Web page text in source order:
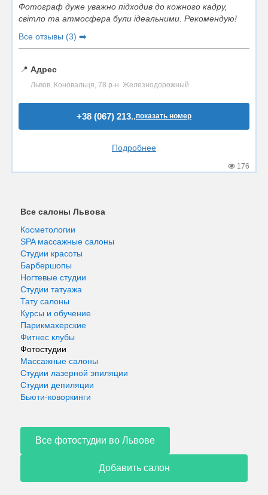
Фотограф дуже уважно підходив до кожного кадру,
світло та атмосфера були ідеальними. Рекомендую!
Все отзывы (3) ➡️
📍 Адрес
Львов, Коновальця, 78 р-н. Железнодорожный
+38 (067) 213..показать номер
Подробнее
176
Все салоны Львова
Косметологии
SPA массажные салоны
Студии красоты
Барбершопы
Ногтевые студии
Студии татуажа
Тату салоны
Курсы и обучение
Парикмахерские
Фитнес клубы
Фотостудии
Массажные салоны
Студии лазерной эпиляции
Студии депиляции
Бьюти-коворкинги
Все фотостудии во Львове
Добавить салон